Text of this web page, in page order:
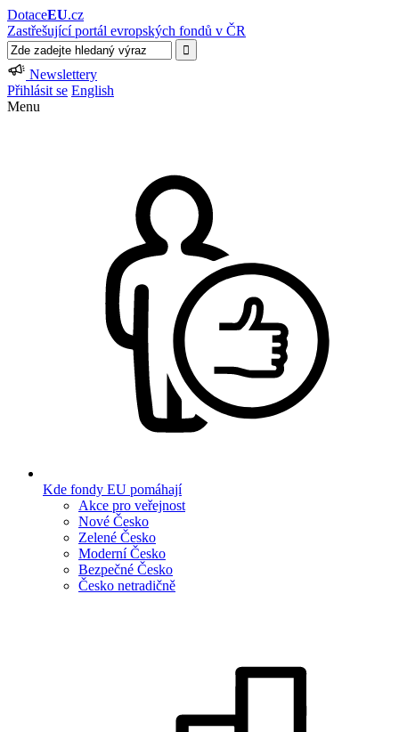
DotaceEU.cz
Zastřešující portál evropských fondů v ČR
Newslettery
Přihlásit se English
Menu
Kde fondy EU pomáhají
Akce pro veřejnost
Nové Česko
Zelené Česko
Moderní Česko
Bezpečné Česko
Česko netradičně